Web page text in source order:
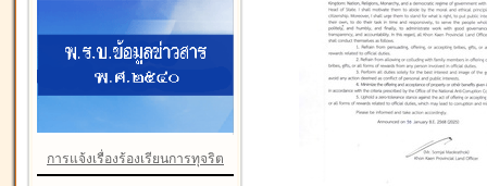
การแจ้งเรื่องร้องเรียนการทุจริต